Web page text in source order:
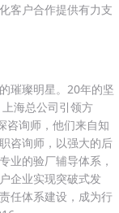
客户合作提供有力支
璀璨明星。20年的坚
海总公司引领方
咨询师，他们来自知
咨询师，以强大的后
业的验厂辅导体系，
企业实现突破式发
任体系建设，成为行